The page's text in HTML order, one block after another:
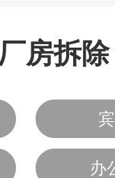
房拆除
办